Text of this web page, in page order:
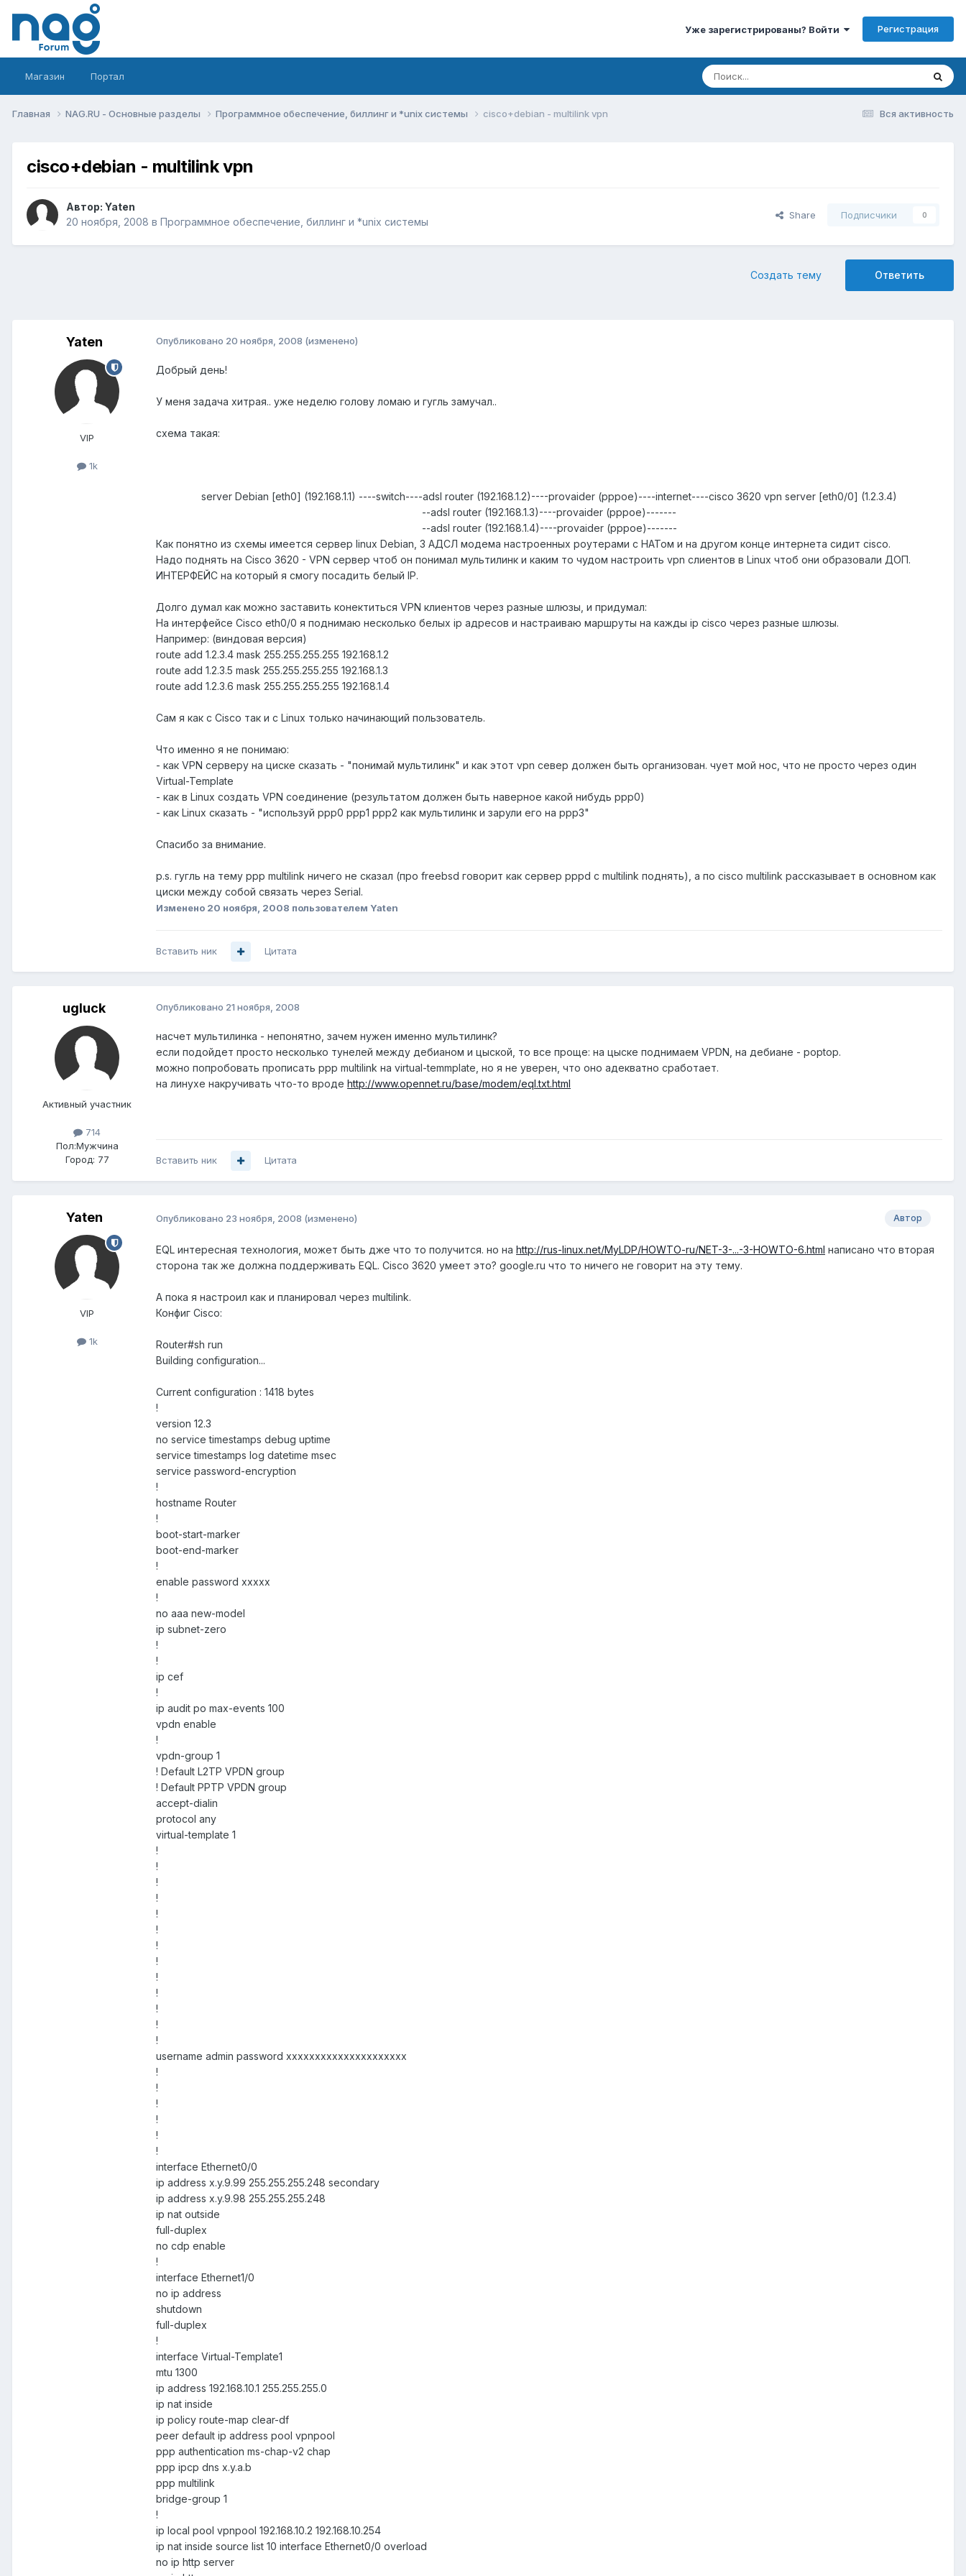
Уже зарегистрированы? Войти Регистрация
Магазин Портал
Вся активность
Главная NAG.RU - Основные разделы Программное обеспечение, биллинг и *unix системы cisco+debian - multilink vpn
cisco+debian - multilink vpn
Автор: Yaten
20 ноября, 2008 в Программное обеспечение, биллинг и *unix системы
Share Подписчики 0
Ответить
Создать тему
Yaten
VIP
1k
Опубликовано 20 ноября, 2008 (изменено)
Добрый день!
У меня задача хитрая.. уже неделю голову ломаю и гугль замучал..
схема такая:
server Debian [eth0] (192.168.1.1) ----switch----adsl router (192.168.1.2)----provaider (pppoe)----internet----cisco 3620 vpn server [eth0/0] (1.2.3.4)
--adsl router (192.168.1.3)----provaider (pppoe)-------
--adsl router (192.168.1.4)----provaider (pppoe)-------
Как понятно из схемы имеется сервер linux Debian, 3 АДСЛ модема настроенных роутерами с НАТом и на другом конце интернета сидит cisco.
Надо поднять на Cisco 3620 - VPN сервер чтоб он понимал мультилинк и каким то чудом настроить vpn слиентов в Linux чтоб они образовали ДОП.
ИНТЕРФЕЙС на который я смогу посадить белый IP.
Долго думал как можно заставить конектиться VPN клиентов через разные шлюзы, и придумал:
На интерфейсе Cisco eth0/0 я поднимаю несколько белых ip адресов и настраиваю маршруты на кажды ip cisco через разные шлюзы.
Например: (виндовая версия)
route add 1.2.3.4 mask 255.255.255.255 192.168.1.2
route add 1.2.3.5 mask 255.255.255.255 192.168.1.3
route add 1.2.3.6 mask 255.255.255.255 192.168.1.4
Сам я как с Cisco так и с Linux только начинающий пользователь.
Что именно я не понимаю:
- как VPN серверу на циске сказать - "понимай мультилинк" и как этот vpn север должен быть организован. чует мой нос, что не просто через один
Virtual-Template
- как в Linux создать VPN соединение (результатом должен быть наверное какой нибудь ppp0)
- как Linux сказать - "используй ppp0 ppp1 ppp2 как мультилинк и зарули его на ppp3"
Спасибо за внимание.
p.s. гугль на тему ppp multilink ничего не сказал (про freebsd говорит как сервер pppd с multilink поднять), а по cisco multilink рассказывает в основном как
циски между собой связать через Serial.
Изменено 20 ноября, 2008 пользователем Yaten
Вставить ник Цитата
ugluck
Активный участник
714
Пол:Мужчина
Город: 77
Опубликовано 21 ноября, 2008
насчет мультилинка - непонятно, зачем нужен именно мультилинк?
если подойдет просто несколько тунелей между дебианом и цыской, то все проще: на цыске поднимаем VPDN, на дебиане - poptop.
можно попробовать прописать ppp multilink на virtual-temmplate, но я не уверен, что оно адекватно сработает.
на линухе накручивать что-то вроде http://www.opennet.ru/base/modem/eql.txt.html
Вставить ник Цитата
Yaten
VIP
1k
Автор
Опубликовано 23 ноября, 2008 (изменено)
EQL интересная технология, может быть дже что то получится. но на http://rus-linux.net/MyLDP/HOWTO-ru/NET-3-...-3-HOWTO-6.html написано что вторая
сторона так же должна поддерживать EQL. Cisco 3620 умеет это? google.ru что то ничего не говорит на эту тему.
А пока я настроил как и планировал через multilink.
Конфиг Cisco:
Router#sh run
Building configuration...
Current configuration : 1418 bytes
!
version 12.3
no service timestamps debug uptime
service timestamps log datetime msec
service password-encryption
!
hostname Router
!
boot-start-marker
boot-end-marker
!
enable password xxxxx
!
no aaa new-model
ip subnet-zero
!
!
ip cef
!
ip audit po max-events 100
vpdn enable
!
vpdn-group 1
! Default L2TP VPDN group
! Default PPTP VPDN group
accept-dialin
protocol any
virtual-template 1
!
!
!
!
!
!
!
!
!
!
!
!
!
username admin password xxxxxxxxxxxxxxxxxxxxx
!
!
!
!
!
!
interface Ethernet0/0
ip address x.y.9.99 255.255.255.248 secondary
ip address x.y.9.98 255.255.255.248
ip nat outside
full-duplex
no cdp enable
!
interface Ethernet1/0
no ip address
shutdown
full-duplex
!
interface Virtual-Template1
mtu 1300
ip address 192.168.10.1 255.255.255.0
ip nat inside
ip policy route-map clear-df
peer default ip address pool vpnpool
ppp authentication ms-chap-v2 chap
ppp ipcp dns x.y.a.b
ppp multilink
bridge-group 1
!
ip local pool vpnpool 192.168.10.2 192.168.10.254
ip nat inside source list 10 interface Ethernet0/0 overload
no ip http server